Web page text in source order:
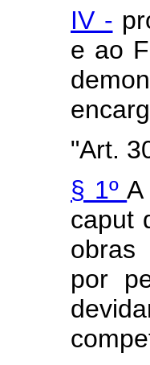
IV -
e ao
"Art.
§ 1º
caput
obras
por